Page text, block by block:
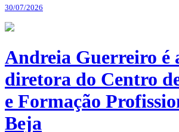
30/07/2026
Andreia Guerreiro é
diretora do Centro
e Formação
Beja